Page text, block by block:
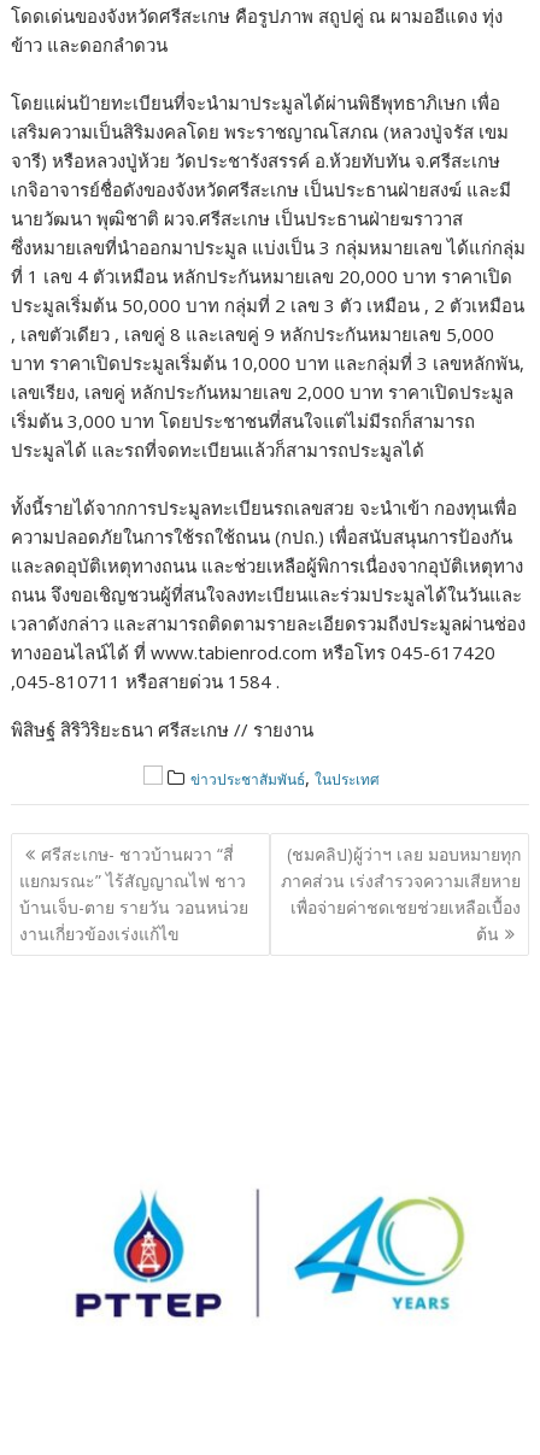
โดดเด่นของจังหวัดศรีสะเกษ คือรูปภาพ สถูปคู่ ณ ผามออีแดง ทุ่ง
ข้าว และดอกลำดวน
โดยแผ่นป้ายทะเบียนที่จะนำมาประมูลได้ผ่านพิธีพุทธาภิเษก เพื่อ
เสริมความเป็นสิริมงคลโดย พระราชญาณโสภณ (หลวงปู่จรัส เขม
จารี) หรือหลวงปู่ห้วย วัดประชารังสรรค์ อ.ห้วยทับทัน จ.ศรีสะเกษ
เกจิอาจารย์ชื่อดังของจังหวัดศรีสะเกษ เป็นประธานฝ่ายสงฆ์ และมี
นายวัฒนา พุฒิชาติ ผวจ.ศรีสะเกษ เป็นประธานฝ่ายฆราวาส
ซึ่งหมายเลขที่นำออกมาประมูล แบ่งเป็น 3 กลุ่มหมายเลข ได้แก่กลุ่ม
ที่ 1 เลข 4 ตัวเหมือน หลักประกันหมายเลข 20,000 บาท ราคาเปิด
ประมูลเริ่มต้น 50,000 บาท กลุ่มที่ 2 เลข 3 ตัว เหมือน , 2 ตัวเหมือน
, เลขตัวเดียว , เลขคู่ 8 และเลขคู่ 9 หลักประกันหมายเลข 5,000
บาท ราคาเปิดประมูลเริ่มต้น 10,000 บาท และกลุ่มที่ 3 เลขหลักพัน,
เลขเรียง, เลขคู่ หลักประกันหมายเลข 2,000 บาท ราคาเปิดประมูล
เริ่มต้น 3,000 บาท โดยประชาชนที่สนใจแต่ไม่มีรถก็สามารถ
ประมูลได้ และรถที่จดทะเบียนแล้วก็สามารถประมูลได้
ทั้งนี้รายได้จากการประมูลทะเบียนรถเลขสวย จะนำเข้า กองทุนเพื่อ
ความปลอดภัยในการใช้รถใช้ถนน (กปถ.) เพื่อสนับสนุนการป้องกัน
และลดอุบัติเหตุทางถนน และช่วยเหลือผู้พิการเนื่องจากอุบัติเหตุทาง
ถนน จึงขอเชิญชวนผู้ที่สนใจลงทะเบียนและร่วมประมูลได้ในวันและ
เวลาดังกล่าว และสามารถติดตามรายละเอียดรวมถีงประมูลผ่านช่อง
ทางออนไลน์ได้ ที่ www.tabienrod.com หรือโทร 045-617420
,045-810711 หรือสายด่วน 1584 .
พิสิษฐ์ สิริวิริยะธนา ศรีสะเกษ // รายงาน
ข่าวประชาสัมพันธ์, ในประเทศ
แนะแนว
เรื่อง
ศรีสะเกษ- ชาวบ้านผวา “สี่
แยกมรณะ” ไร้สัญญาณไฟ ชาว
บ้านเจ็บ-ตาย รายวัน วอนหน่วย
งานเกี่ยวข้องเร่งแก้ไข
(ชมคลิป)ผู้ว่าฯ เลย มอบหมายทุก
ภาคส่วน เร่งสำรวจความเสียหาย
เพื่อจ่ายค่าชดเชยช่วยเหลือเบื้อง
ต้น